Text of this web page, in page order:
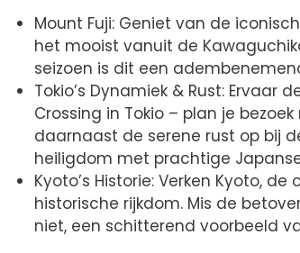
Mount Fuji: Geniet van de
het mooist vanuit de
seizoen is dit een
Tokio’s Dynamiek & Rust: Ervaar
Crossing in Tokio – plan je
daarnaast de serene rust op bij
heiligdom met prachtige
Kyoto’s Historie: Verken Kyoto,
historische rijkdom. Mis de
niet, een schitterend voorbeeld